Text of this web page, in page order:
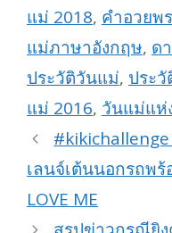
แม่ 2018, คำอวยพ
แม่ภาษาอังกฤษ, ด
ประวัติวันแม่, ประ
แม่ 2016, วันแม่แห่
#kikichallenge
เลนจ์เต้นนอกรถพร้
LOVE ME